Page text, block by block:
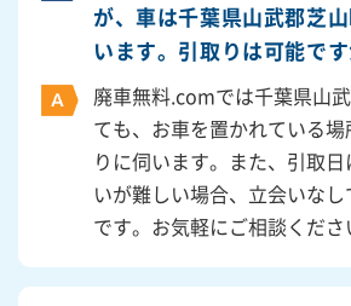
が、車は千葉県山武郡芝
います。引取りは可能です
廃車無料.comでは千葉県山
ても、お車を置かれている
りに伺います。また、引取
いが難しい場合、立会いな
です。お気軽にご相談くださ